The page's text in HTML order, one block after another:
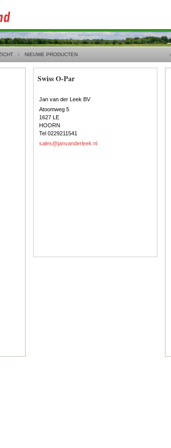
NIEUWE PRODUCTEN
Swiss O-Par
Jan van der Leek BV
Atoomweg 5
1627 LE
HOORN
Tel 0229211541
sales@janvanderleek.nl